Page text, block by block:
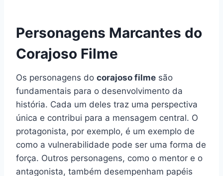
Personagens Marcantes do
Corajoso Filme
Os personagens do corajoso filme são
fundamentais para o desenvolvimento da
história. Cada um deles traz uma perspectiva
única e contribui para a mensagem central. O
protagonista, por exemplo, é um exemplo de
como a vulnerabilidade pode ser uma forma de
força. Outros personagens, como o mentor e o
antagonista, também desempenham papéis